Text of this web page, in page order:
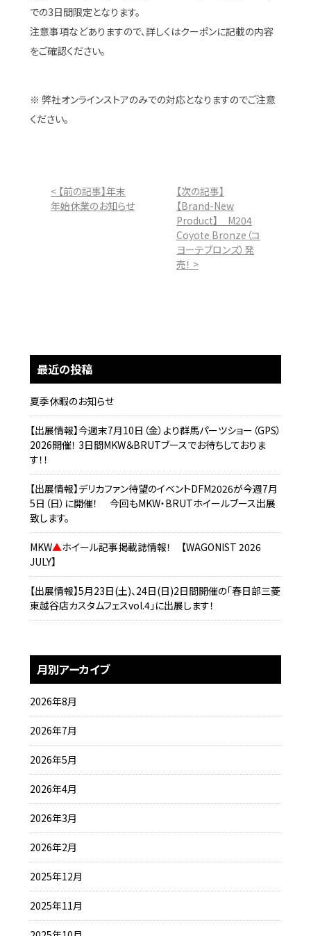
での3日間限定となります。
注意事項などありますので、詳しくはクーポンに記載の内容
をご確認ください。
※ 弊社オンラインストアのみでの対応となりますのでご注意
ください。
< 【前の記事】年末
年始休業のお知らせ
【次の記事】
【Brand-New
Product】 M204
Coyote Bronze（コ
ヨーテブロンズ）発
売！ >
最近の投稿
夏季休暇のお知らせ
【出展情報】今週末7月10日（金）より群馬パーツショー（GPS）
2026開催！ 3日間MKW＆BRUTブースでお待ちしておりま
す！！
【出展情報】デリカファン待望のイベントDFM2026が今週7月
5日（日）に開催！ 今回もMKW・BRUTホイールブース出展
致します。
MKW▲ホイール記事掲載誌情報！ 【WAGONIST 2026
JULY】
【出展情報】5月23日(土)、24日(日)2日間開催の「春日部三菱
東越谷店カスタムフェスvol.4」に出展します！
月別アーカイブ
2026年8月
2026年7月
2026年5月
2026年4月
2026年3月
2026年2月
2025年12月
2025年11月